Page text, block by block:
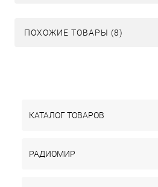
ПОХОЖИЕ ТОВАРЫ (8)
КАТАЛОГ ТОВАРОВ
РАДИОМИР